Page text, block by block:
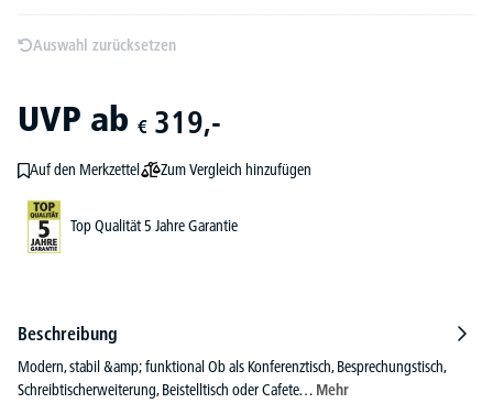
Auswahl zurücksetzen
UVP ab € 319,-
Auf den Merkzettel Zum Vergleich hinzufügen
Top Qualität 5 Jahre Garantie
Beschreibung
Modern, stabil &amp; funktional Ob als Konferenztisch, Besprechungstisch,
Schreibtischerweiterung, Beistelltisch oder Cafete… Mehr